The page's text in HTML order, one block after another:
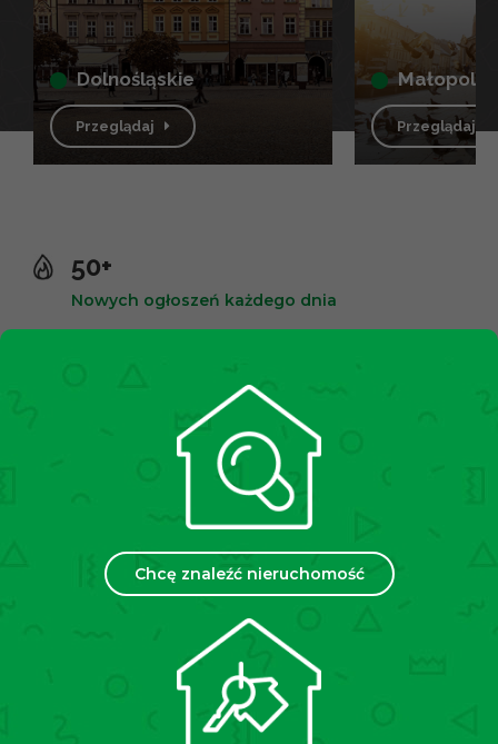
Chcę znaleźć nieruchomość
dolnośląskie
Przeglądaj Przeglądaj
50+
Nowych ogłoszeń każdego dnia
Zadowolonych klientów
35